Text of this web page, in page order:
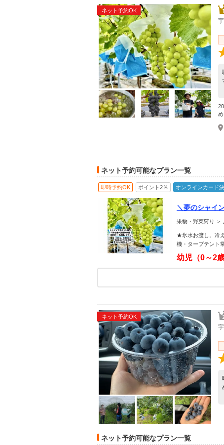
ネット予約OK
ネット予約可能なプラン一覧
即時予約OK ポイント2％ オンラインカード
＼夢のシャイ
日200円OFF
果物・野菜狩り ＞
★氷水お渡し。冷
機・タープテント
幼児（0～2
ネット予約OK
ネット予約可能なプラン一覧